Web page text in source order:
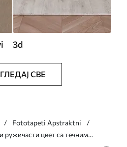
3d
СВЕ
Fototapeti Apstraktni
ружичасти цвет са течним